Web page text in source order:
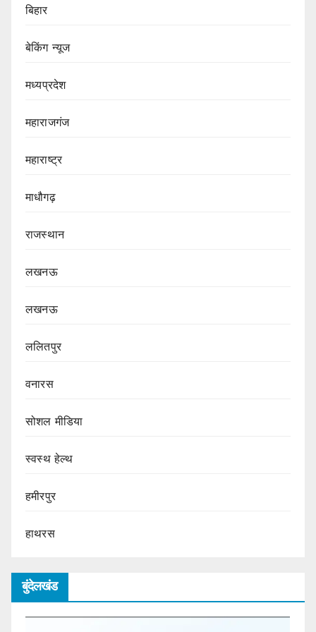
बिहार
बेकिंग न्यूज
मध्यप्रदेश
महाराजगंज
महाराष्ट्र
माधौगढ़
राजस्थान
लखनऊ
लखनऊ
ललितपुर
वनारस
सोशल मीडिया
स्वस्थ हेल्थ
हमीरपुर
हाथरस
बुंदेलखंड